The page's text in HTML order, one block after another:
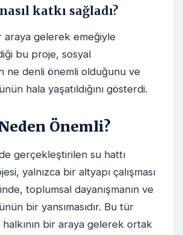
katkı sağladı?
araya gelerek emeğiyle
bu proje, sosyal
ne denli önemli olduğunu ve
hala yaşatıldığını gösterdi.
Önemli?
gerçekleştirilen su hattı
yalnızca bir altyapı çalışması
toplumsal dayanışmanın ve
bir yansımasıdır. Bu tür
bir araya gelerek ortak